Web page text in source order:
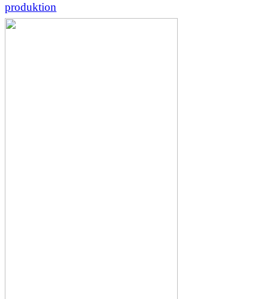
produktion